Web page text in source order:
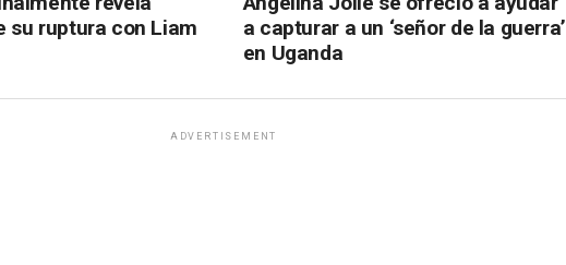
a capturar a un ‘señor de la guerra’
en Uganda
su ruptura con Liam
ADVERTISEMENT